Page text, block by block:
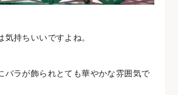
気持ちいいですよね。
バラが飾られとても華やかな雰囲気で